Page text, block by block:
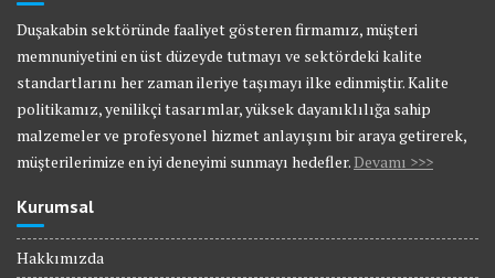
Duşakabin sektöründe faaliyet gösteren firmamız, müşteri
memnuniyetini en üst düzeyde tutmayı ve sektördeki kalite
standartlarını her zaman ileriye taşımayı ilke edinmiştir. Kalite
politikamız, yenilikçi tasarımlar, yüksek dayanıklılığa sahip
malzemeler ve profesyonel hizmet anlayışını bir araya getirerek,
müşterilerimize en iyi deneyimi sunmayı hedefler.Devamı >>>
Kurumsal
Hakkımızda